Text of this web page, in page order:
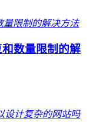
数量限制的解